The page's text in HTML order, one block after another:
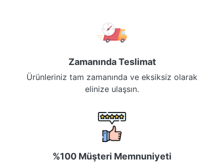
Zamanında Teslimat
Ürünleriniz tam zamanında ve eksiksiz olarak
elinize ulaşsın.
%100 Müşteri Memnuniyeti